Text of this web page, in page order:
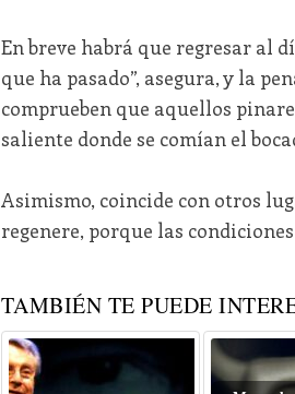
En breve habrá que regresar al
que ha pasado”, asegura, y la
comprueben que aquellos
saliente donde se comían el
Asimismo, coincide con otros
regenere, porque las
TAMBIÉN TE PUEDE